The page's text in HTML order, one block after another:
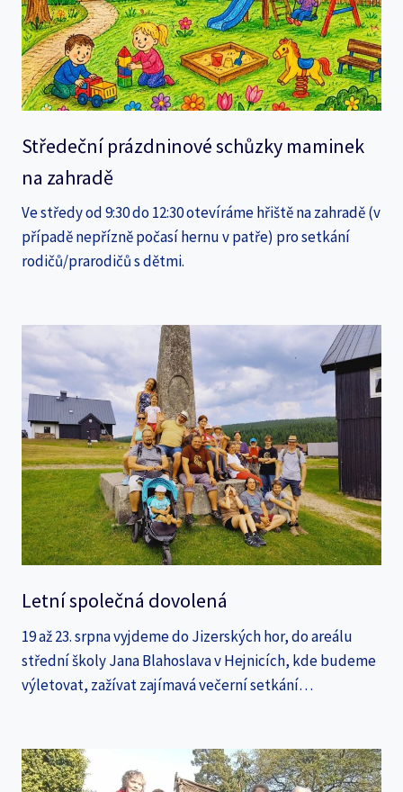
Středeční prázdninové schůzky maminek
na zahradě
Ve středy od 9:30 do 12:30 otevíráme hřiště na zahradě (v
případě nepřízně počasí hernu v patře) pro setkání
rodičů/prarodičů s dětmi.
Letní společná dovolená
19 až 23. srpna vyjdeme do Jizerských hor, do areálu
střední školy Jana Blahoslava v Hejnicích, kde budeme
výletovat, zažívat zajímavá večerní setkání…